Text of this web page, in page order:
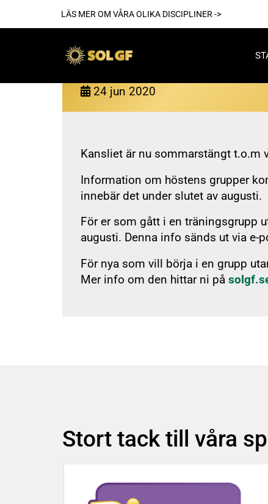
LÄS MER OM VÅRA OLIKA DISCIPLINER ->
För
24 jun 2020
Kansliet är nu sommarstängt t.o.m
Information om höstens grupper
innebär det under slutet av augusti.
För er som gått i en träningsgrupp
augusti. Denna info sänds ut via e-
För nya som vill börja i en grupp
Mer info om den hittar ni på
Stort tack till våra